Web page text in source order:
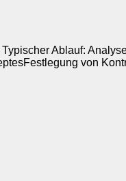
Ablauf:
von